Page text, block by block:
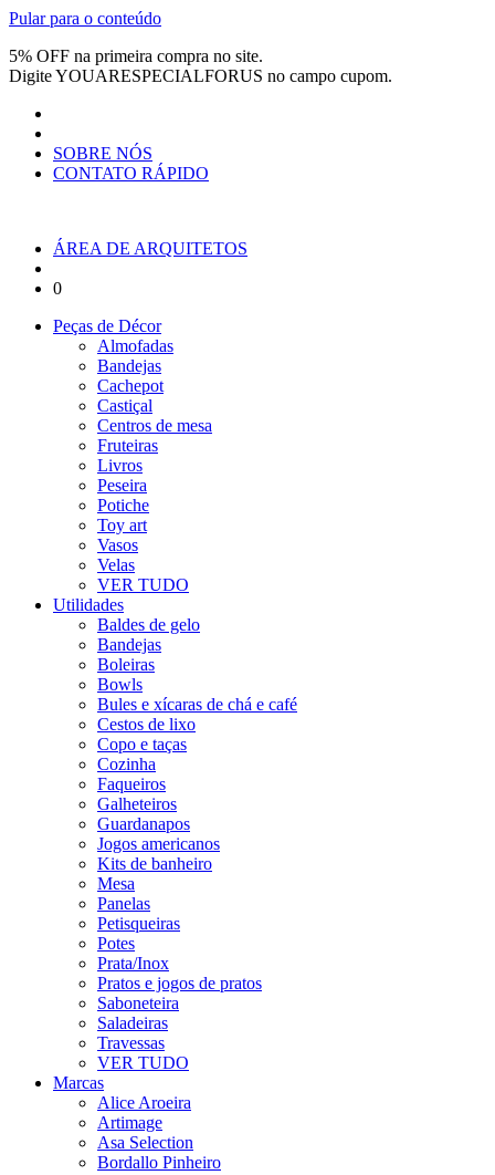
Pular para o conteúdo
5% OFF na primeira compra no site.
DigiteYOUARESPECIALFORUS no campo cupom.
SOBRE NÓS
CONTATO RÁPIDO
ÁREA DE ARQUITETOS
0
Peças de Décor
Almofadas
Bandejas
Cachepot
Castiçal
Centros de mesa
Fruteiras
Livros
Peseira
Potiche
Toy art
Vasos
Velas
VER TUDO
Utilidades
Baldes de gelo
Bandejas
Boleiras
Bowls
Bules e xícaras de chá e café
Cestos de lixo
Copo e taças
Cozinha
Faqueiros
Galheteiros
Guardanapos
Jogos americanos
Kits de banheiro
Mesa
Panelas
Petisqueiras
Potes
Prata/Inox
Pratos e jogos de pratos
Saboneteira
Saladeiras
Travessas
VER TUDO
Marcas
Alice Aroeira
Artimage
Asa Selection
Bordallo Pinheiro